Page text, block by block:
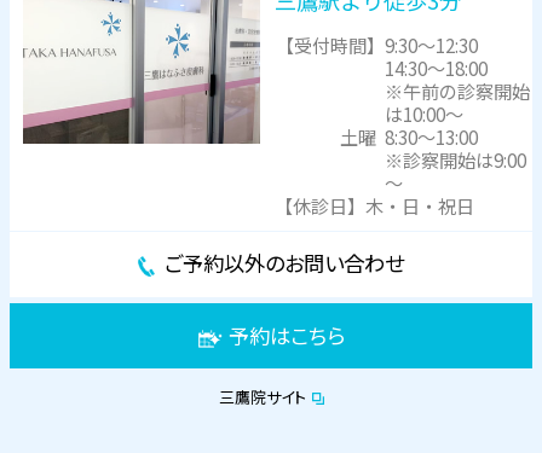
【受付時間】9:30～12:30
14:30～18:00
※午前の診察開始
は10:00～
土曜 8:30～13:00
※診察開始は9:00
～
【休診日】木・日・祝日
ご予約以外のお問い合わせ
予約はこちら
三鷹院サイト